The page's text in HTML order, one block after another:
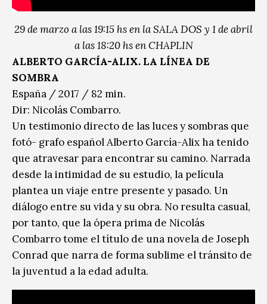
29 de marzo a las 19:15 hs en la SALA DOS y 1 de abril
a las 18:20 hs en CHAPLIN
ALBERTO GARCÍA-ALIX. LA LÍNEA DE
SOMBRA
España / 2017 / 82 min.
Dir: Nicolás Combarro.
Un testimonio directo de las luces y sombras que
fotó- grafo español Alberto García-Alix ha tenido
que atravesar para encontrar su camino. Narrada
desde la intimidad de su estudio, la película
plantea un viaje entre presente y pasado. Un
diálogo entre su vida y su obra. No resulta casual,
por tanto, que la ópera prima de Nicolás
Combarro tome el título de una novela de Joseph
Conrad que narra de forma sublime el tránsito de
la juventud a la edad adulta.